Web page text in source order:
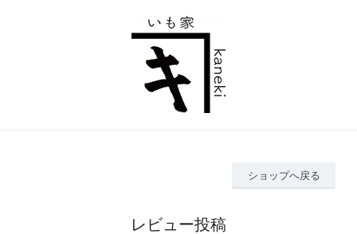
ショップへ戻る
レビュー投稿